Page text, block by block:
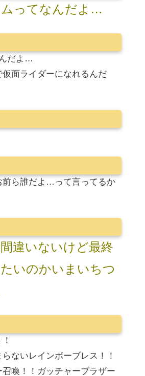
ってなんだよ…
だよ…
面ライダーになれるんだ
前ら誰だよ…って言ってるか
違いないけど最終
いのかいまいちつ
ないレインボーブレス！！
喚！！ガッチャーブラザー